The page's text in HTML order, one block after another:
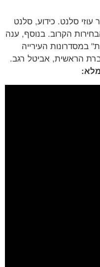
סלנט. כידוע, סלנט
הקרוב. בנוסף, ענה
במסדרונות העירייה
הראשית, אביטל רגב.